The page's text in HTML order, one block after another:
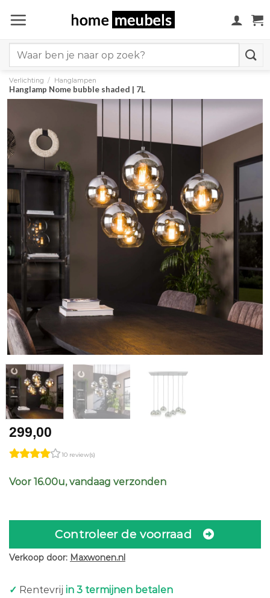
naar
for:
Verlichting / Hanglampen
Hanglamp Nome bubble shaded | 7L
299,00
10 review(s)
Voor 16.00u, vandaag verzonden
Controleer de voorraad
Verkoop door: Maxwonen.nl
✓ Rentevrij in 3 termijnen betalen